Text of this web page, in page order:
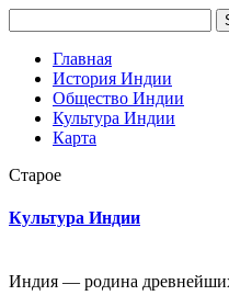
Главная
История Индии
Общество Индии
Культура Индии
Карта
Старое
Культура Индии
Индия — родина